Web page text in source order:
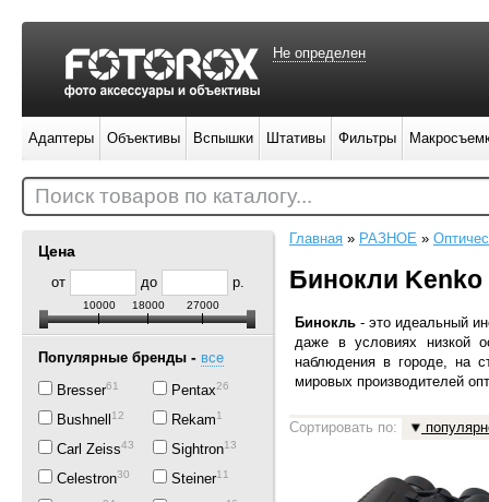
Цена
от до р.
10000 18000 27000
Популярные бренды - все
Bresser61
Bushnell12
Carl Zeiss43
Celestron30
Pentax26
Rekam1
Sightron13
Steiner11
Главная » РАЗНОЕ »
Бинокли Kenko
Бинокль -это идеальный
даже в условиях низкой
наблюдения в городе, на
мировых производителей
Сортировать по:
Не определен
Адаптеры Объективы Вспышки Штативы Фильтры
Поиск товаров по каталогу...